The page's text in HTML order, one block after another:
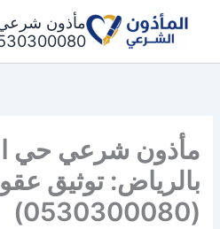
مأذون
مأذون شرعي حي
بالرياض: توثيق
(0530300080)